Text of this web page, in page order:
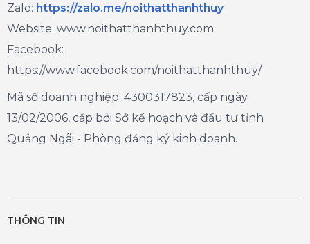
Zalo: https://zalo.me/noithatthanhthuy
Website: www.noithatthanhthuy.com
Facebook:
https://www.facebook.com/noithatthanhthuy/
Mã số doanh nghiệp: 4300317823, cấp ngày
13/02/2006, cấp bởi Sở kế hoạch và đầu tư tỉnh
Quảng Ngãi - Phòng đăng ký kinh doanh.
THÔNG TIN